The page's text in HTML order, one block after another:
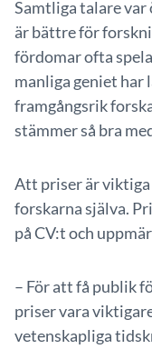
Samtliga talare var
är bättre för
fördomar ofta
manliga geniet har
framgångsrik
stämmer så bra
Att priser är
forskarna själva.
på CV:t och
– För att få publik
priser vara
vetenskapliga